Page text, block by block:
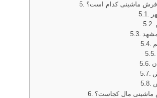
فرش ماشینی کدام است؟
ماشینی مال کجاست؟